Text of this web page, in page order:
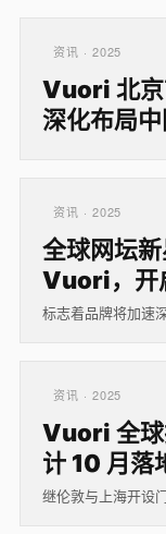
资讯 · 2025
Vuori 北京
深化布局
资讯 · 2025
全球网坛
Vuori，开
标志着品牌将加速
资讯 · 2025
Vuori 全球
计 10 月落
继伦敦与上海开设